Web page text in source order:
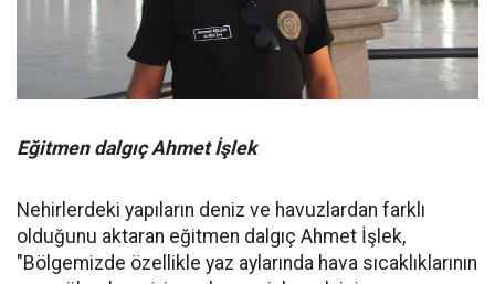
Eğitmen dalgıç Ahmet İşlek
Nehirlerdeki yapıların deniz ve havuzlardan farklı
olduğunu aktaran eğitmen dalgıç Ahmet İşlek,
"Bölgemizde özellikle yaz aylarında hava sıcaklıklarının